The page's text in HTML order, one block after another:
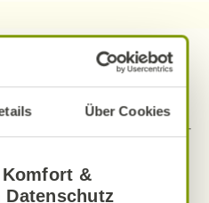
Über Cookies
&
Datenschutz
vegetarisch, gluten-
Rezepten?
genaue Erklärung der
vegetarischen, gluten-
Rezepten.